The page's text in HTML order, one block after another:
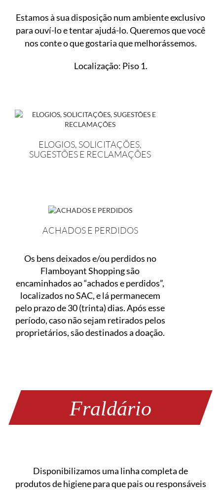
Estamos à sua disposição num ambiente exclusivo
para ouví-lo e tentar ajudá-lo. Queremos que você
nos conte o que gostaria que melhorássemos.
Localização: Piso 1.
ELOGIOS, SOLICITAÇÕES,
SUGESTÕES E RECLAMAÇÕES
ACHADOS E PERDIDOS
Os bens deixados e/ou perdidos no
Flamboyant Shopping são
encaminhados ao “achados e perdidos”,
localizados no SAC, e lá permanecem
pelo prazo de 30 (trinta) dias. Após esse
período, caso não sejam retirados pelos
proprietários, são destinados a doação.
Fraldário
Disponibilizamos uma linha completa de
produtos de higiene para que pais ou responsáveis